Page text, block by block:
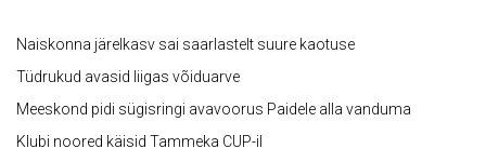
Naiskonna järelkasv sai saarlastelt suure kaotuse
Tüdrukud avasid liigas võiduarve
Meeskond pidi sügisringi avavoorus Paidele alla vanduma
Klubi noored käisid Tammeka CUP-il